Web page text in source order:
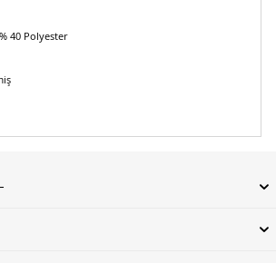
40 Polyester
kalıp -Eğlenceli ve renkli tasarımıyla yüzme
kumaştan üretilmiştir